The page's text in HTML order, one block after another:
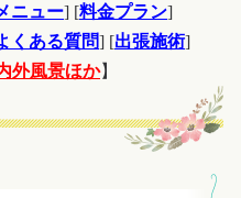
ニュー] [料金プラン]
くある質問] [出張施術]
外風景ほか】